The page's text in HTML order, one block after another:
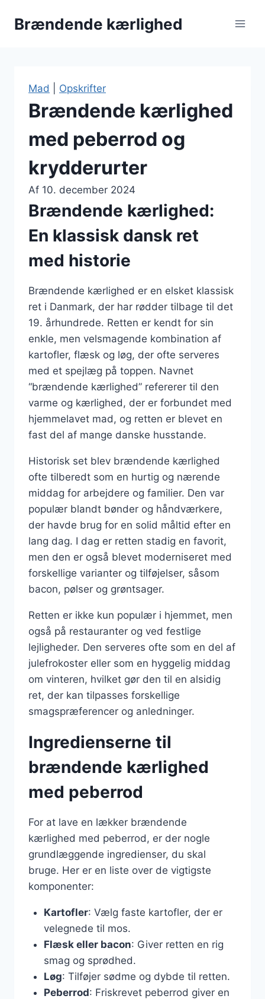
Brændende kærlighed
Mad Opskrifter
Brændende kærlighed
med peberrod og
krydderurter
Af 10. december 2024
Brændende kærlighed:
En klassisk dansk ret
med historie
Brændende kærlighed er en elsket klassisk
ret i Danmark, der har rødder tilbage til det
19. århundrede. Retten er kendt for sin
enkle, men velsmagende kombination af
kartofler, flæsk og løg, der ofte serveres
med et spejlæg på toppen. Navnet
“brændende kærlighed” refererer til den
varme og kærlighed, der er forbundet med
hjemmelavet mad, og retten er blevet en
fast del af mange danske husstande.
Historisk set blev brændende kærlighed
ofte tilberedt som en hurtig og nærende
middag for arbejdere og familier. Den var
populær blandt bønder og håndværkere,
der havde brug for en solid måltid efter en
lang dag. I dag er retten stadig en favorit,
men den er også blevet moderniseret med
forskellige varianter og tilføjelser, såsom
bacon, pølser og grøntsager.
Retten er ikke kun populær i hjemmet, men
også på restauranter og ved festlige
lejligheder. Den serveres ofte som en del af
julefrokoster eller som en hyggelig middag
om vinteren, hvilket gør den til en alsidig
ret, der kan tilpasses forskellige
smagspræferencer og anledninger.
Ingredienserne til
brændende kærlighed
med peberrod
For at lave en lækker brændende
kærlighed med peberrod, er der nogle
grundlæggende ingredienser, du skal
bruge. Her er en liste over de vigtigste
komponenter:
Kartofler: Vælg faste kartofler, der er
velegnede til mos.
Flæsk eller bacon: Giver retten en rig
smag og sprødhed.
Løg: Tilføjer sødme og dybde til retten.
Peberrod: Friskrevet peberrod giver en